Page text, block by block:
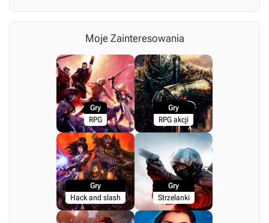
Moje Zainteresowania
Gry
RPG
Gry
RPG akcji
Gry
Hack and slash
Gry
Strzelanki